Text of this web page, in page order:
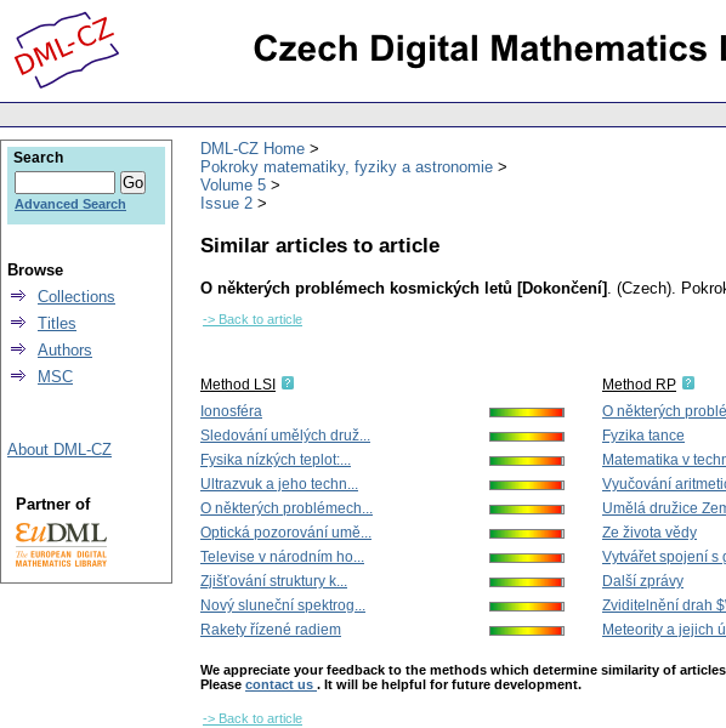
DML-CZ Home
Pokroky matematiky, fyziky a astronomie
Volume 5
Issue 2
Similar articles to article
O některých problémech kosmických letů [Dokončení] . (Czech).
-> Back to article
Method LSI
Ionosféra
Sledování umělých druž...
Fysika nízkých teplot:...
Ultrazvuk a jeho techn...
O některých problémech...
Optická pozorování umě...
Televise v národním ho...
Zjišťování struktury k...
Nový sluneční spektrog...
Rakety řízené radiem
Method RP
O některých
Fyzika tance
Matematika v
Vyučování
Umělá družice
Ze života vědy
Vytvářet spojení s
Další zprávy
Zviditelnění drah
Meteority a jejich
We appreciate your feedback to the methods which determine similarity of
Please contact us . It will be helpful for future development.
-> Back to article
Search
Advanced Search
Browse
Collections
Titles
Authors
MSC
About DML-CZ
Partner of